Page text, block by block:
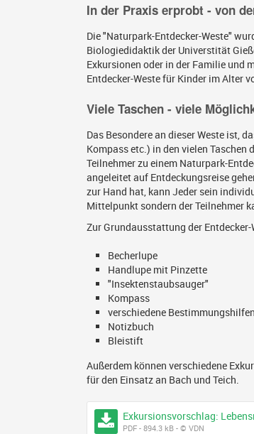
In der Praxis erprobt - von
Die "Naturpark-Entdecker-Weste"
Biologiedidaktik der Universtität
Exkursionen oder in der Familie und
Entdecker-Weste für Kinder im Alter
Viele Taschen - viele
Das Besondere an dieser Weste ist,
Kompass etc.) in den vielen Taschen
Teilnehmer zu einem Naturpark-
angeleitet auf Entdeckungsreise
zur Hand hat, kann Jeder sein
Mittelpunkt sondern der Teilnehmer
Zur Grundausstattung der Entdecker-
Becherlupe
Handlupe mit Pinzette
"Insektenstaubsauger"
Kompass
verschiedene Bestimmungshilfen
Notizbuch
Bleistift
Außerdem können verschiedene
für den Einsatz an Bach und Teich.
Exkursionsvorschlag:
PDF - 894.3 kB - © VDN